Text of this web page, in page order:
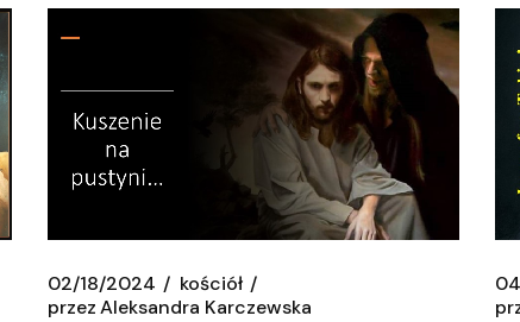
02/18/2024
kościół
przezAleksandra Karczewska